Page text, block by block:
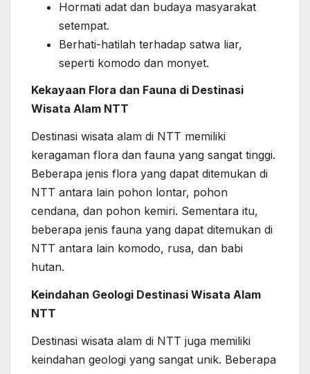
Hormati adat dan budaya masyarakat
setempat.
Berhati-hatilah terhadap satwa liar,
seperti komodo dan monyet.
Kekayaan Flora dan Fauna di Destinasi
Wisata Alam NTT
Destinasi wisata alam di NTT memiliki
keragaman flora dan fauna yang sangat tinggi.
Beberapa jenis flora yang dapat ditemukan di
NTT antara lain pohon lontar, pohon
cendana, dan pohon kemiri. Sementara itu,
beberapa jenis fauna yang dapat ditemukan di
NTT antara lain komodo, rusa, dan babi
hutan.
Keindahan Geologi Destinasi Wisata Alam
NTT
Destinasi wisata alam di NTT juga memiliki
keindahan geologi yang sangat unik. Beberapa